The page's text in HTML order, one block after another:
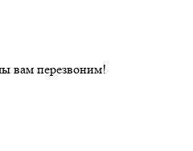
вам перезвоним!